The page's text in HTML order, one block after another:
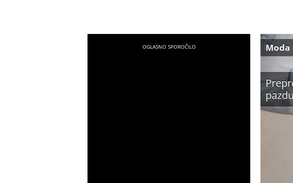
Moda